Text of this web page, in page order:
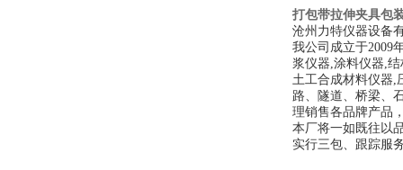
打包带拉伸夹具包
沧州力特仪器设备
我公司成立于2009
浆仪器,涂料仪器,
土工合成材料仪器,
路、隧道、桥梁、
理销售各品牌产品
本厂将一如既往以
实行三包、跟踪服